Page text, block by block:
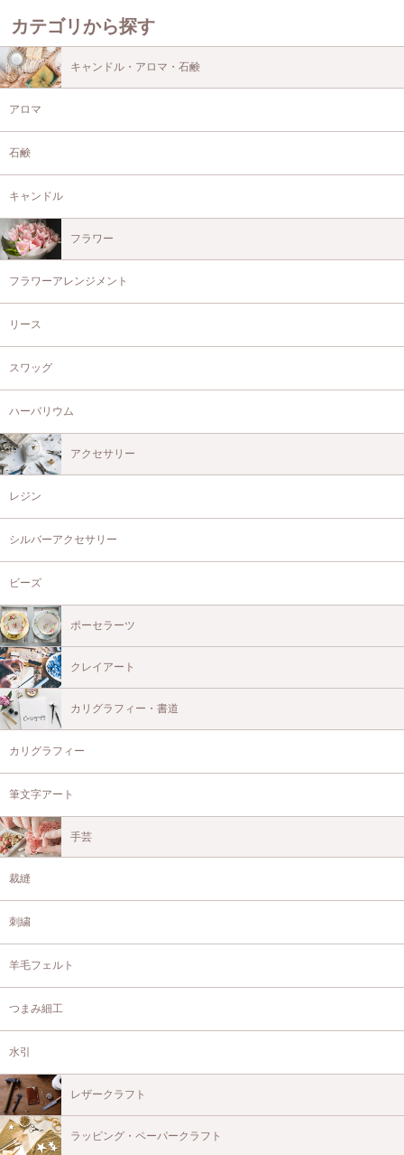
カテゴリから探す
キャンドル・アロマ・石鹸
アロマ
石鹸
キャンドル
フラワー
フラワーアレンジメント
リース
スワッグ
ハーバリウム
アクセサリー
レジン
シルバーアクセサリー
ビーズ
ポーセラーツ
クレイアート
カリグラフィー・書道
カリグラフィー
筆文字アート
手芸
裁縫
刺繍
羊毛フェルト
つまみ細工
水引
レザークラフト
ラッピング・ペーパークラフト